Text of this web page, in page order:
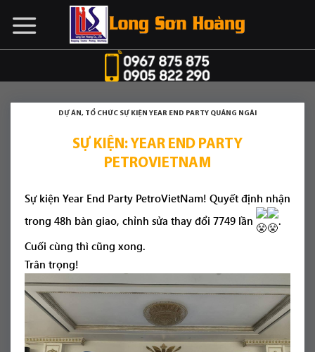
đến
DỰ ÁN, TỔ CHỨC SỰ KIỆN YEAR END PARTY QUẢNG NGÃI
SỰ KIỆN: YEAR END PARTY
PETROVIETNAM
Sự kiện Year End Party PetroVietNam! Quyết định nhận
trong 48h bàn giao, chỉnh sửa thay đổi 7749 lần
.
Cuối cùng thì cũng xong.
Trân trọng!